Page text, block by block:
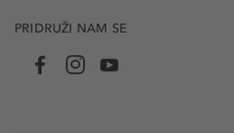
PRIDRUŽI NAM SE